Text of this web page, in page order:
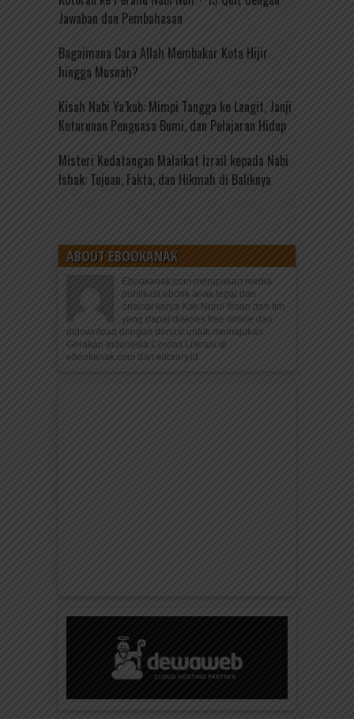
Jawaban dan Pembahasan
Bagaimana Cara Allah Membakar Kota Hijir
hingga Musnah?
Kisah Nabi Ya’kub: Mimpi Tangga ke Langit, Janji
Keturunan Penguasa Bumi, dan Pelajaran Hidup
Misteri Kedatangan Malaikat Izrail kepada Nabi
Ishak: Tujuan, Fakta, dan Hikmah di Baliknya
ABOUT EBOOKANAK
Ebookanak.com merupakan media
publikasi ebook anak legal dan
orisinal karya Kak Nurul Ihsan dan tim
yang dapat diakses free online dan
didownload dengan donasi untuk memajukan
Gerakan Indonesia Cerdas Literasi di
ebookanak.com dan elibrary.id.